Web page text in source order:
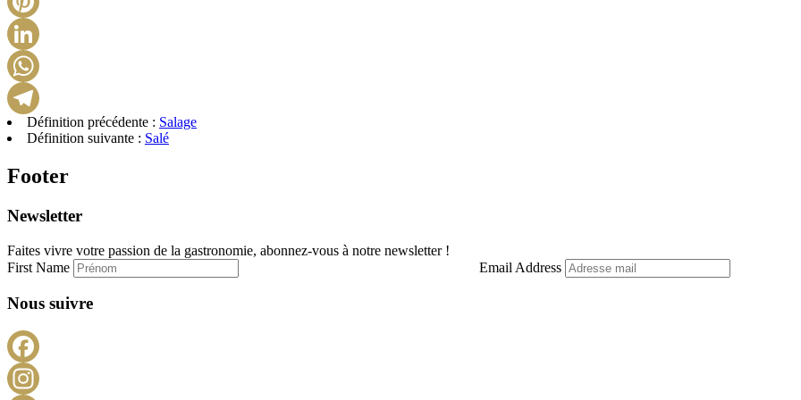
Définition précédente : Salage
Définition suivante : Salé
Footer
Newsletter
Faites vivre votre passion de la gastronomie, abonnez-vous à notre newsletter !
First Name
Email Address
Nous suivre